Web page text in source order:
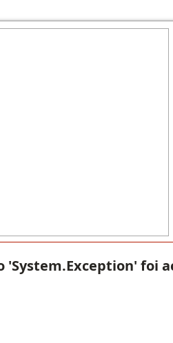
'System.Exception' foi